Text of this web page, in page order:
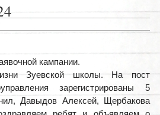
кампании.
Зуевской школы. На пост
зарегистрированы 5
Давыдов Алексей, Щербакова